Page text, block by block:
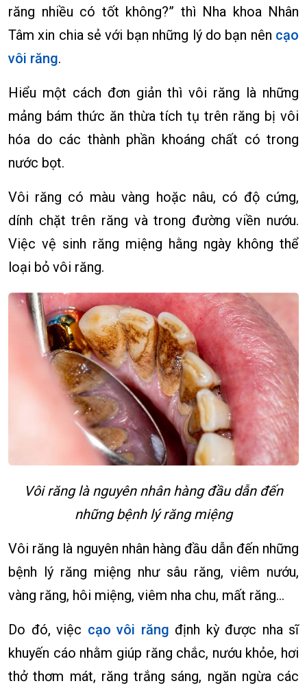
răng nhiều có tốt không?” thì Nha khoa Nhân
Tâm xin chia sẻ với bạn những lý do bạn nên cạo
vôi răng.
Hiểu một cách đơn giản thì vôi răng là những
mảng bám thức ăn thừa tích tụ trên răng bị vôi
hóa do các thành phần khoáng chất có trong
nước bọt.
Vôi răng có màu vàng hoặc nâu, có độ cứng,
dính chặt trên răng và trong đường viền nướu.
Việc vệ sinh răng miệng hằng ngày không thể
loại bỏ vôi răng.
Vôi răng là nguyên nhân hàng đầu dẫn đến
những bệnh lý răng miệng
Vôi răng là nguyên nhân hàng đầu dẫn đến những
bệnh lý răng miệng như sâu răng, viêm nướu,
vàng răng, hôi miệng, viêm nha chu, mất răng…
Do đó, việc cạo vôi răng định kỳ được nha sĩ
khuyến cáo nhằm giúp răng chắc, nướu khỏe, hơi
thở thơm mát, răng trắng sáng, ngăn ngừa các